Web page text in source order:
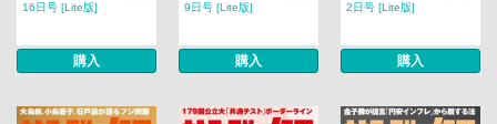
16日号 [Lite版]
購入
9日号 [Lite版]
購入
2日号 [Lite版]
購入